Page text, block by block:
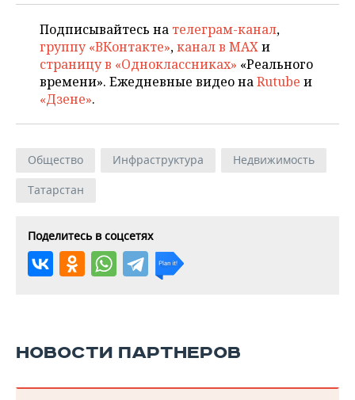
Подписывайтесь на телеграм-канал,
группу «ВКонтакте»,канал в MAXи
страницу в «Одноклассниках» «Реального
времени». Ежедневные видео наRutube и
«Дзене».
Общество Инфраструктура
Недвижимость
Татарстан
Поделитесь в соцсетях
НОВОСТИ ПАРТНЕРОВ